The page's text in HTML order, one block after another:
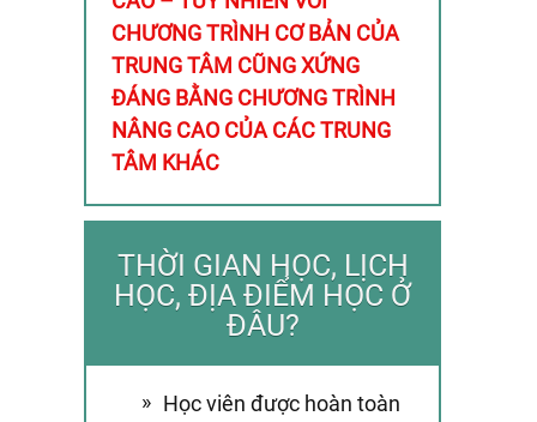
CHƯƠNG TRÌNH CƠ BẢN CỦA
TRUNG TÂM CŨNG XỨNG
ĐÁNG BẰNG CHƯƠNG TRÌNH
NÂNG CAO CỦA CÁC TRUNG
TÂM KHÁC
THỜI GIAN HỌC, LỊCH
HỌC, ĐỊA ĐIỂM HỌC Ở
ĐÂU?
Học viên được hoàn toàn